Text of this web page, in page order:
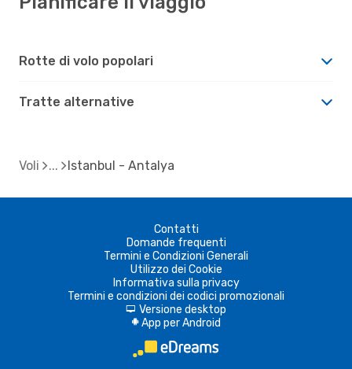
Rotte di volo popolari
Tratte alternative
Voli Istanbul - Antalya
Contatti
Domande frequenti
Termini e Condizioni Generali
Utilizzo dei Cookie
Informativa sulla privacy
Termini e condizioni dei codici promozionali
d Versione desktop
A App per Android